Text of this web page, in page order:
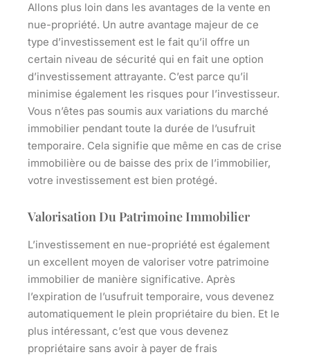
Allons plus loin dans les avantages de la vente en
nue-propriété. Un autre avantage majeur de ce
type d’investissement est le fait qu’il offre un
certain niveau de sécurité qui en fait une option
d’investissement attrayante. C’est parce qu’il
minimise également les risques pour l’investisseur.
Vous n’êtes pas soumis aux variations du marché
immobilier pendant toute la durée de l’usufruit
temporaire. Cela signifie que même en cas de crise
immobilière ou de baisse des prix de l’immobilier,
votre investissement est bien protégé.
Valorisation Du Patrimoine Immobilier
L’investissement en nue-propriété est également
un excellent moyen de valoriser votre patrimoine
immobilier de manière significative. Après
l’expiration de l’usufruit temporaire, vous devenez
automatiquement le plein propriétaire du bien. Et le
plus intéressant, c’est que vous devenez
propriétaire sans avoir à payer de frais